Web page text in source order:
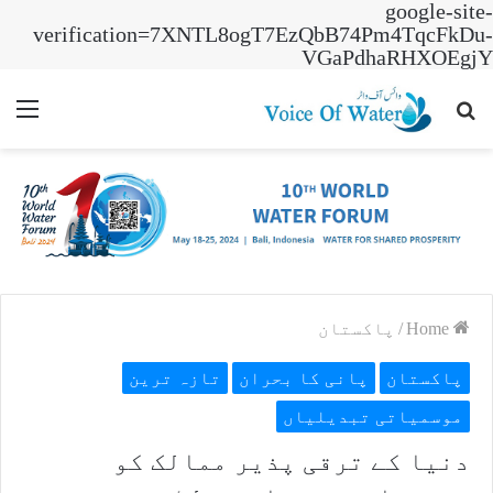
google-site-
verification=7XNTL8ogT7EzQbB74Pm4TqcFkDu-
VGaPdhaRHXOEgjY
Search
/ پاکستان
پاکستان پانی کا بحران تازہ ترین
موسمیاتی تبدیلیاں
دنیا کے ترقی پذیر ممالک کو